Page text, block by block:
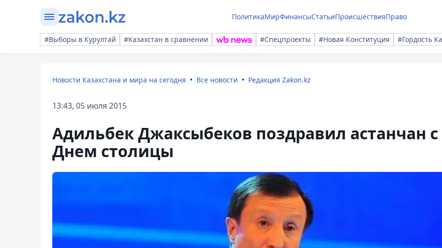
ПолитикаМирФинансыСтатьиПроисшествияПраво
#Выборы в Курултай #Казахстан в сравнении #Спецпроекты #Новая Конституция #Гордость
Новости Казахстана и мира на сегодня Все новости Редакция Zakon.kz
13:43, 05 июля 2015
Адильбек Джаксыбеков поздравил астанчан с
Днем столицы